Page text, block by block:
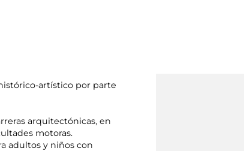
artístico por parte
arquitectónicas, en
motoras.
adultos y niños con